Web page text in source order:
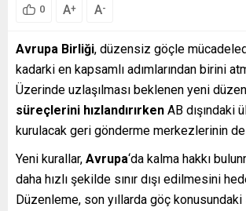
0 A+ A-
Avrupa Birliği, düzensiz göçle
kadarki en kapsamlı adımlarından birini
Üzerinde uzlaşılması beklenen yeni
süreçlerini hızlandırırken AB dışındaki
kurulacak geri gönderme merkezlerinin de
Yeni kurallar, Avrupa‘da kalma hakkı
daha hızlı şekilde sınır dışı edilmesini
Düzenleme, son yıllarda göç konusundaki